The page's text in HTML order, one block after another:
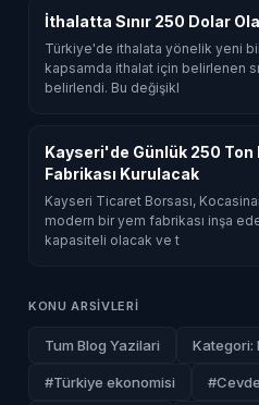
İthalatta Sınır 250 Dolar
Türkiye'de ithalata yönelik yeni
kapsamda ithalat için belirlenen
belirlendi. Bu değişikl
Kayseri'de Günlük 250 Ton
Fabrikası Kurulacak
Kayseri Ticaret Borsası,
modern bir yem fabrikası inşa
kapasiteli olacak ve t
KONU ARSIVLERI
Tum Blog Yazilari Kategori:
#Türkiye ekonomisi